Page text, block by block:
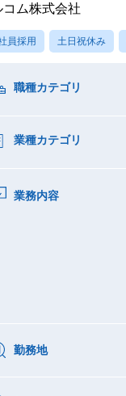
コム株式会社
員採用 土日祝休み
職種カテゴリ
業種カテゴリ
業務内容
勤務地